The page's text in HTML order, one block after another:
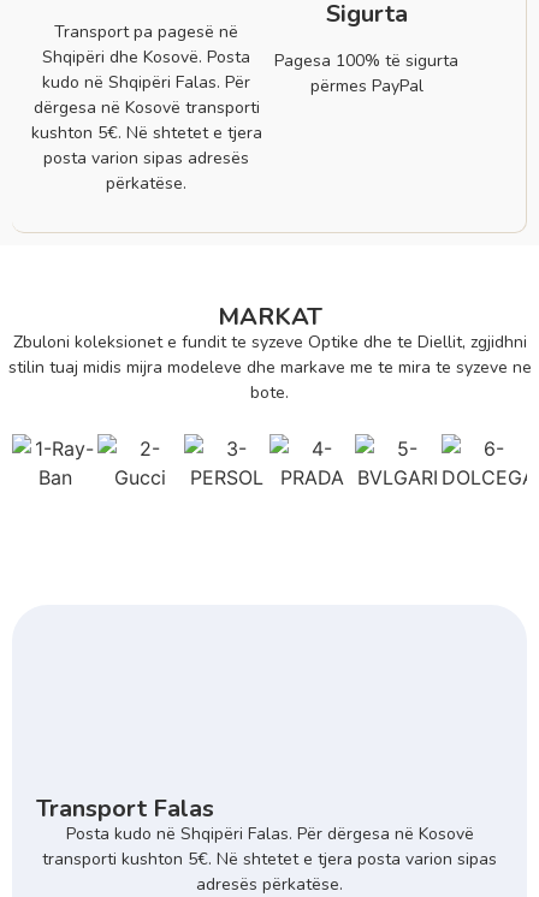
Transport pa pagesë në
Shqipëri dhe Kosovë. Posta
kudo në Shqipëri Falas. Për
dërgesa në Kosovë transporti
kushton 5€. Në shtetet e tjera
posta varion sipas adresës
përkatëse.
Sigurta
Pagesa 100% të sigurta
përmes PayPal
MARKAT
Zbuloni koleksionet e fundit te syzeve Optike dhe te Diellit, zgjidhni
stilin tuaj midis mijra modeleve dhe markave me te mira te syzeve ne
bote.
Transport Falas
Posta kudo në Shqipëri Falas. Për dërgesa në Kosovë
transporti kushton 5€. Në shtetet e tjera posta varion sipas
adresës përkatëse.